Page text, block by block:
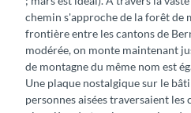
chemin s'approche de la forêt de
frontière entre les cantons de
modérée, on monte maintenant
de montagne du même nom est
Une plaque nostalgique sur le
personnes aisées traversaient les